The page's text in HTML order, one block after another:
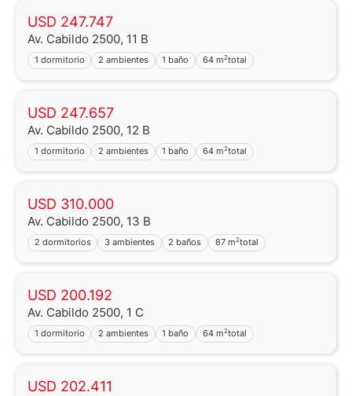
USD 247.747
Av. Cabildo 2500, 11 B
1 dormitorio 2 ambientes 1 baño 64 m2total
USD 247.657
Av. Cabildo 2500, 12 B
1 dormitorio 2 ambientes 1 baño 64 m2total
USD 310.000
Av. Cabildo 2500, 13 B
2 dormitorios 3 ambientes 2 baños 87 m2total
USD 200.192
Av. Cabildo 2500, 1 C
1 dormitorio 2 ambientes 1 baño 64 m2total
USD 202.411